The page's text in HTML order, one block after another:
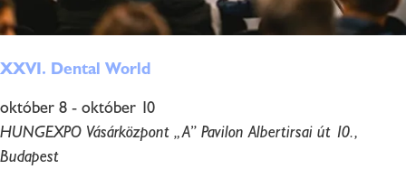
XXVI. Dental World
október 8 - október 10
HUNGEXPO Vásárközpont „A” PavilonAlbertirsai út 10.,
Budapest